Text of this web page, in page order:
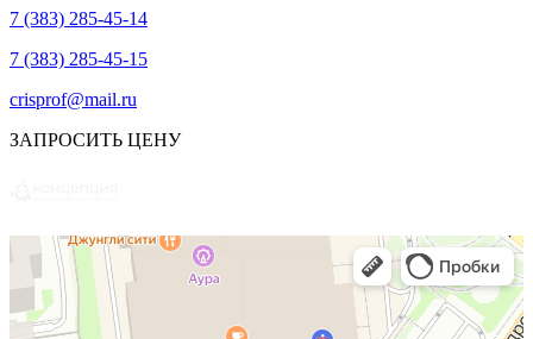
7 (383) 285-45-14
7 (383) 285-45-15
crisprof@mail.ru
ЗАПРОСИТЬ ЦЕНУ